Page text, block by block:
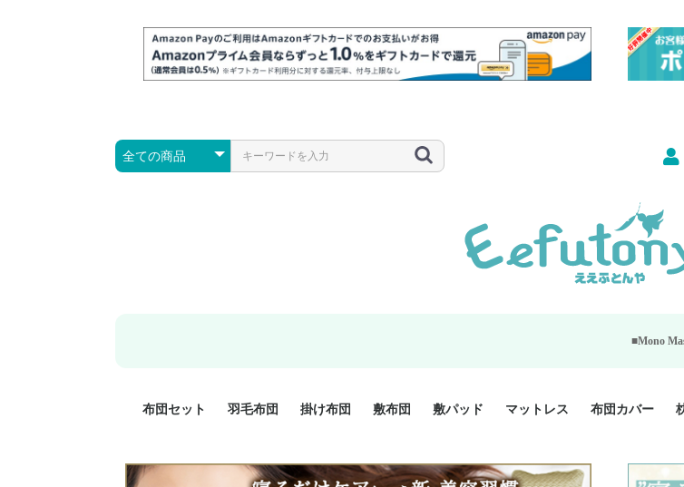
■Mono Masuter 7月号掲載■宝島
布団セット
羽毛布団セット 2点セット
3点セット
4点セット
5点セット
6点セット
エクセルゴールド
ロイヤルゴールド
マザーダックダウン
小さい布団セット
大きい布団セット
掛け布団セット 2点セット
3点セット
4点セット
6点セット
敷布団セット 2点セット
3点セット
羽毛布団
プレミアムゴールド
ロイヤルゴールド
エクセルゴールド
ニューゴールド
マザーダックダウン
マザーグースダウン
スーパーロングサイズ
洗える羽毛布団
肌掛け布団
掛け布団
防ダニ掛け布団
洗える掛け布団
小さい掛け布団
大きい掛け布団
肌掛け布団
敷布団
防ダニ敷布団
小さい敷布団 70cm幅 ミニシングル
75cm幅 ショートセ
ングル
80cm幅 セミシングル
大きい敷布団
機能性敷布団
敷パッド
シングルサイズ敷パッド
小さい敷パッド
大きい敷パッド
シルク敷パッド
枕パッド
シルク枕パッド
除湿シート
接触冷感パッド
暖かパッド
ガーゼケット
オーガニックコットン
ベッドパッド
パッドセット
マットレス 布団カバー
掛け布団カバー
敷布団カバー
枕カバー
BOXシーツ
防ダニカバー
クッションカ
オーガニック
カバーセット